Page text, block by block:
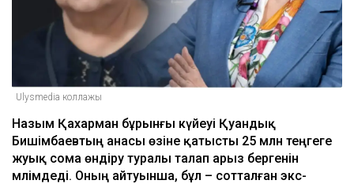
Ulysmedia коллажы
Назым Қахарман бұрынғы күйеуі Қуандық
Бишімбаевтың анасы өзіне қатысты 25 млн теңгеге
жуық сома өндіру туралы талап арыз бергенін
мәлімдеді. Оның айтуынша, бұл – сотталған экс-